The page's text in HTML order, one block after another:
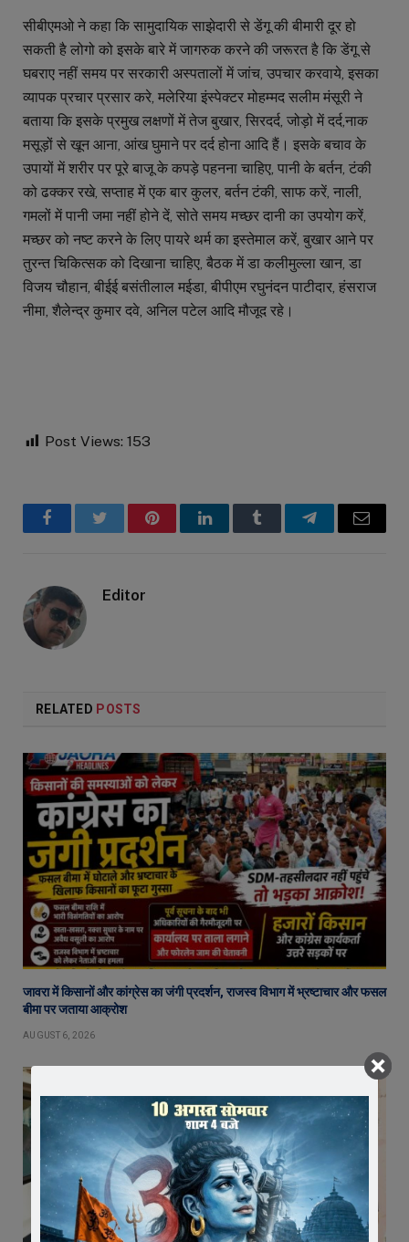
सीबीएमओ ने कहा कि सामुदायिक साझेदारी से डेंगू की बीमारी दूर हो
सकती है लोगो को इसके बारे में जागरुक करने की जरूरत है कि डेंगू से
घबराए नहीं समय पर सरकारी अस्पतालों में जांच, उपचार करवाये, इसका
व्यापक प्रचार प्रसार करे, मलेरिया इंस्पेक्टर मोहम्मद सलीम मंसूरी ने
बताया कि इसके प्रमुख लक्षणों में तेज बुखार, सिरदर्द, जोड़ो में दर्द,नाक
मसूड़ों से खून आना, आंख घुमाने पर दर्द होना आदि हैं। इसके बचाव के
उपायों में शरीर पर पूरे बाजू के कपड़े पहनना चाहिए, पानी के बर्तन, टंकी
को ढक्कर रखे, सप्ताह में एक बार कुलर, बर्तन टंकी, साफ करें, नाली,
गमलों में पानी जमा नहीं होने दें, सोते समय मच्छर दानी का उपयोग करें,
मच्छर को नष्ट करने के लिए पायरे थर्म का इस्तेमाल करें, बुखार आने पर
तुरन्त चिकित्सक को दिखाना चाहिए, बैठक में डा कलीमुल्ला खान, डा
विजय चौहान, बीईई बसंतीलाल मईडा, बीपीएम रघुनंदन पाटीदार, हंसराज
नीमा, शैलेन्द्र कुमार दवे, अनिल पटेल आदि मौजूद रहे।
Post Views: 153
FacebookTwitter PinterestLinkedInTumblr TelegramEmail
Editor
RELATED POSTS
जावरा में किसानों और कांग्रेस का जंगी प्रदर्शन, राजस्व विभाग में भ्रष्टाचार और फसल
बीमा पर जताया आक्रोश
AUGUST 6, 2026